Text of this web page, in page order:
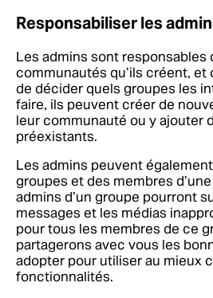
Responsabiliser les
Les admins sont responsables
communautés qu’ils créent,
de décider quels groupes les
faire, ils peuvent créer de
leur communauté ou y ajouter
préexistants.
Les admins peuvent
groupes et des membres
admins d’un groupe pourront
messages et les médias
pour tous les membres de ce
partagerons avec vous les
adopter pour utiliser au mieux
fonctionnalités.